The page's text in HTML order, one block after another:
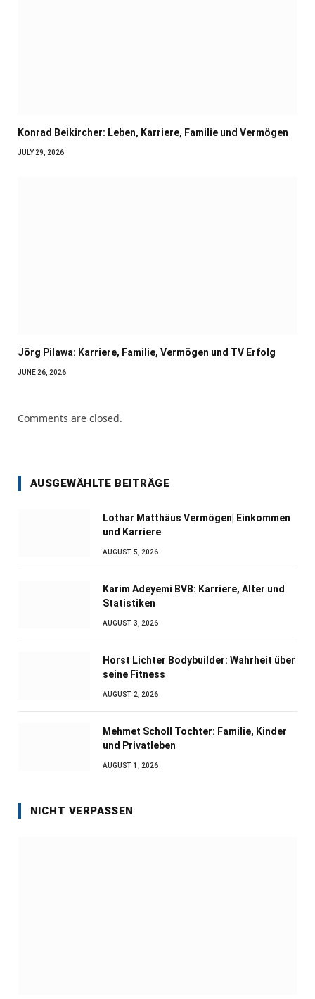
Konrad Beikircher: Leben, Karriere, Familie und Vermögen
JULY 29, 2026
Jörg Pilawa: Karriere, Familie, Vermögen und TV Erfolg
JUNE 26, 2026
Comments are closed.
AUSGEWÄHLTE BEITRÄGE
Lothar Matthäus Vermögen| Einkommen
und Karriere
AUGUST 5, 2026
Karim Adeyemi BVB: Karriere, Alter und
Statistiken
AUGUST 3, 2026
Horst Lichter Bodybuilder: Wahrheit über
seine Fitness
AUGUST 2, 2026
Mehmet Scholl Tochter: Familie, Kinder
und Privatleben
AUGUST 1, 2026
NICHT VERPASSEN